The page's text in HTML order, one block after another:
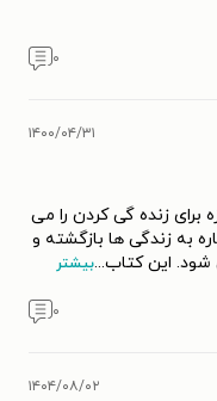
۰
۱۴۰۰/۰۴/۳۱
زنده گی کردن را می
به زندگی ها بازگشته و
شود. این کتاب...بیشتر
۰
۱۴۰۴/۰۸/۰۲